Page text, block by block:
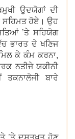
ਉਦਯੋਗਾਂ ਦੀ
ਹੋਏ। ਉਹ
’ਤੇ ਸਹਿਯੋਗ
ਭਾਰਤ ਦੇ ਖਣਿਜ
ਕੇ ਕੰਮ ਕਰਨਾ,
ਨਤੀਜੇ ਯਕੀਨੀ
ਬਾਰੇ